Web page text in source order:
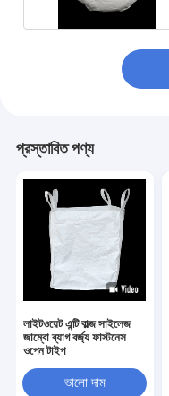
প্রস্তাবিত পণ্য
লাইটওয়েট এন্টি বাল্জ সাইলেজ
জাম্বো ব্যাগ বর্জ্য ফাস্টনেস
ওপেন টাইপ
ভালো দাম